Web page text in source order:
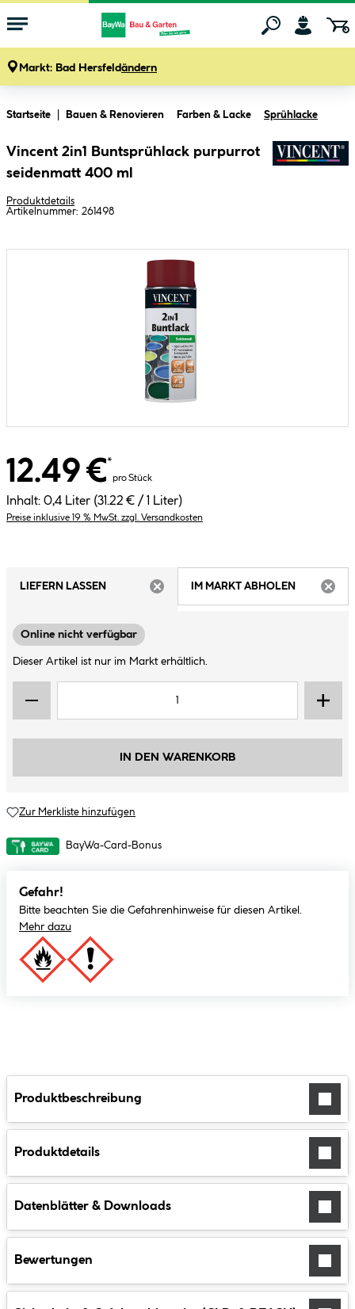
Markt: Bad Hersfeldändern
Startseite Bauen & Renovieren Farben & Lacke Sprühlacke
Vincent 2in1 Buntsprühlack purpurrot
seidenmatt 400 ml
Produktdetails
Artikelnummer: 261498
12.49 €*
pro Stück
Inhalt: 0,4 Liter (31.22 € / 1 Liter)
Preise inklusive 19 % MwSt. zzgl. Versandkosten
LIEFERN LASSEN
IM MARKT ABHOLEN
Online nicht verfügbar
Dieser Artikel ist nur im Markt erhältlich.
IN DEN WARENKORB
Zur Merkliste hinzufügen
BayWa-Card-Bonus
Gefahr!
Bitte beachten Sie die Gefahrenhinweise für diesen Artikel.
Mehr dazu
Produktbeschreibung
Produktdetails
Datenblätter & Downloads
Bewertungen